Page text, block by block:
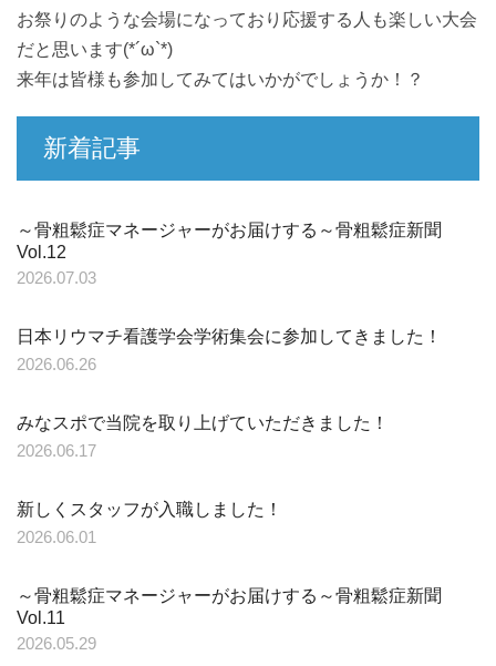
お祭りのような会場になっており応援する人も楽しい大会
だと思います(*´ω`*)
来年は皆様も参加してみてはいかがでしょうか！？
新着記事
～骨粗鬆症マネージャーがお届けする～骨粗鬆症新聞
Vol.12
2026.07.03
日本リウマチ看護学会学術集会に参加してきました！
2026.06.26
みなスポで当院を取り上げていただきました！
2026.06.17
新しくスタッフが入職しました！
2026.06.01
～骨粗鬆症マネージャーがお届けする～骨粗鬆症新聞
Vol.11
2026.05.29